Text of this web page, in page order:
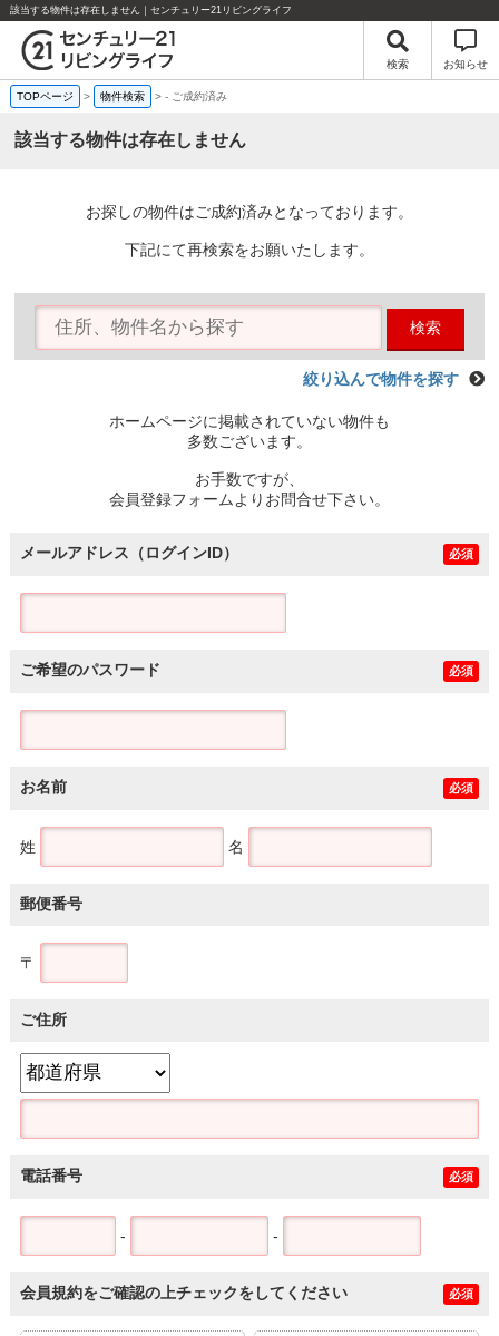
該当する物件は存在しません｜センチュリー21リビングライフ
検索 お知らせ
TOPページ > 物件検索 >- ご成約済み
該当する物件は存在しません
お探しの物件はご成約済みとなっております。
下記にて再検索をお願いたします。
検索
絞り込んで物件を探す
ホームページに掲載されていない物件も
多数ございます。
お手数ですが、
会員登録フォームよりお問合せ下さい。
メールアドレス（ログインID） 必須
ご希望のパスワード 必須
お名前 必須
姓 名
郵便番号
〒
ご住所
電話番号 必須
- -
会員規約をご確認の上チェックをしてください 必須